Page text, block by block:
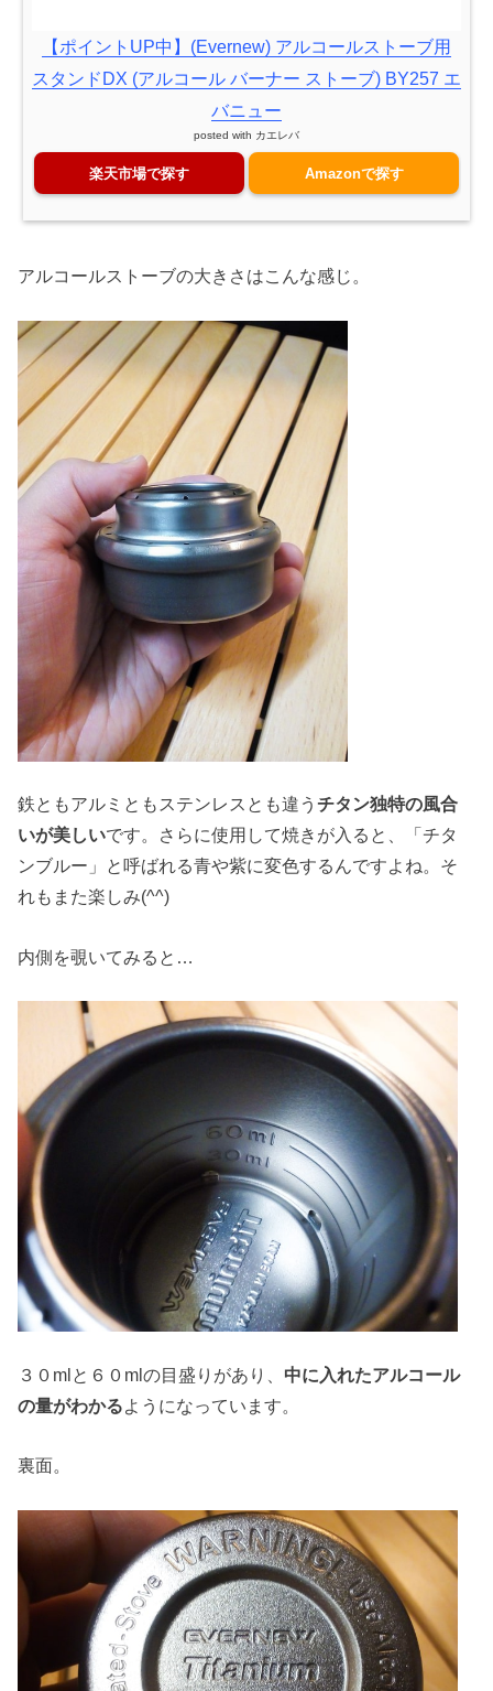
【ポイントUP中】(Evernew) アルコールストーブ用
スタンドDX (アルコール バーナー ストーブ) BY257 エ
バニュー
posted with カエレバ
楽天市場で探す Amazonで探す
アルコールストーブの大きさはこんな感じ。
鉄ともアルミともステンレスとも違うチタン独特の風合
いが美しいです。さらに使用して焼きが入ると、「チタ
ンブルー」と呼ばれる青や紫に変色するんですよね。そ
れもまた楽しみ(^^)
内側を覗いてみると…
３０mlと６０mlの目盛りがあり、 中に入れたアルコール
の量がわかるようになっています。
裏面。